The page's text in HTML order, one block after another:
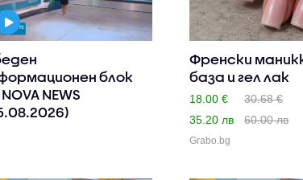
блок
NEWS
Френски
база и гел лак
18.00 €
30.68 €
35.20 лв
60.00 лв
Grabo.bg